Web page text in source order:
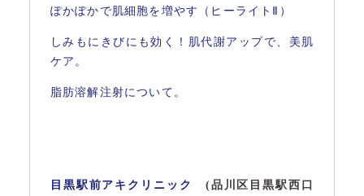
ぽかぽかで肌細胞を増やす（ヒーライトⅡ）
しみもにきびにも効く！肌代謝アップで、美肌
ケア。
脂肪溶解注射について。
目黒駅前アキクリニック
(品川区目黒駅西口